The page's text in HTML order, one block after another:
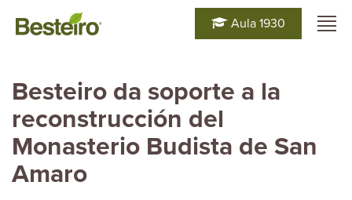
Aula 1930
Besteiro da soporte a la
reconstrucción del
Monasterio Budista de San
Amaro